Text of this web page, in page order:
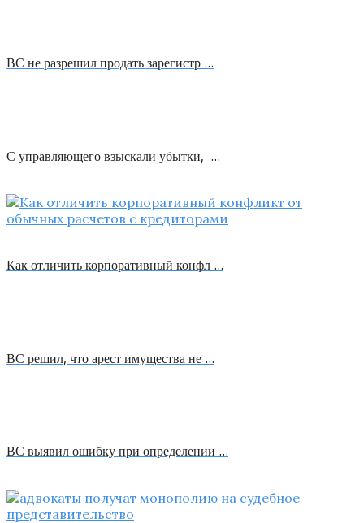
ВС не разрешил продать зарегистр …
С управляющего взыскали убытки, …
Как отличить корпоративный конфл …
ВС решил, что арест имущества не …
ВС выявил ошибку при определении …